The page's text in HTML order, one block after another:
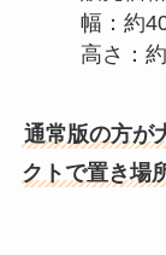
幅：約
高さ：
通常版の方が
クトで置き場